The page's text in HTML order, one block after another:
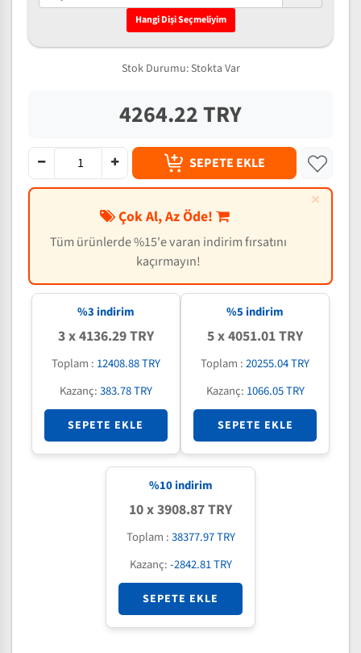
Hangi Dişi Seçmeliyim
Stok Durumu: Stokta Var
4264.22 TRY
SEPETE EKLE
×
Çok Al, Az Öde!
Tüm ürünlerde %15'e varan indirim fırsatını
kaçırmayın!
%3 indirim
3 x 4136.29 TRY
Toplam : 12408.88 TRY
Kazanç:383.78 TRY
SEPETE EKLE
%5 indirim
5 x 4051.01 TRY
Toplam :20255.04 TRY
Kazanç: 1066.05 TRY
SEPETE EKLE
%10indirim
10 x 3908.87 TRY
Toplam :38377.97 TRY
Kazanç:-2842.81 TRY
SEPETE EKLE